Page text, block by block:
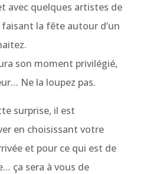
avec quelques artistes de
la fête autour d’un
son moment privilégié,
Ne la loupez pas.
surprise, il est
en choisissant votre
et pour ce qui est de
ça sera à vous de